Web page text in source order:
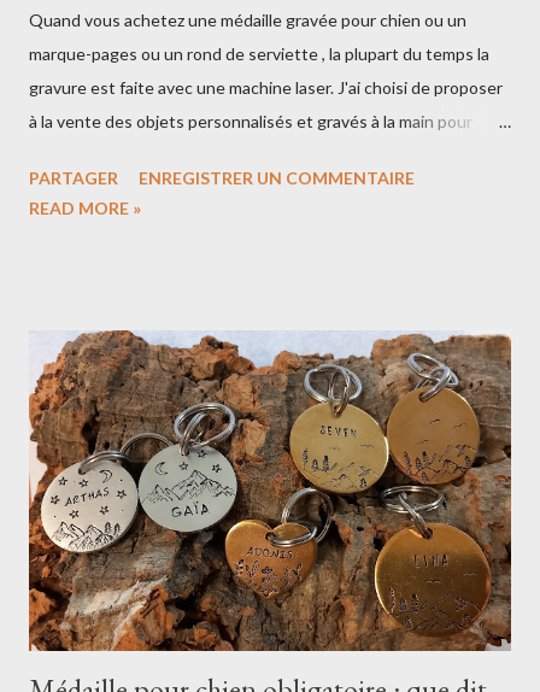
Quand vous achetez une médaille gravée pour chien ou un
marque-pages ou un rond de serviette , la plupart du temps la
gravure est faite avec une machine laser. J'ai choisi de proposer
à la vente des objets personnalisés et gravés à la main pour
personnalisés C'est quoi la gravure artisanale? Pour graver une
la gravure artisanale : La gravure est profonde donc elle tient
mieux dans le temps. Une gravure qui a un aspect authentique
et beaucoup de caractère, chaque pièce gravée est unique. Les
inconvénients : Parfois on rate sa gravure (alignement, erreur de
poinçon) et il faut recommencer... Impossible de graver une
adresse car je ne peux pas adapter...
PARTAGER
ENREGISTRER UN COMMENTAIRE
READ MORE »